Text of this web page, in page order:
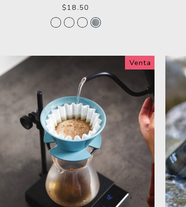
$18.50
Venta